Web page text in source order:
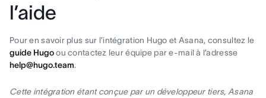
l’aide
Pour en savoir plus sur l’intégration Hugo et Asana, consultez le
guide Hugoou contactez leur équipe par e-mail à l’adresse
help@hugo.team.
Cette intégration étant conçue par un développeur tiers, Asana